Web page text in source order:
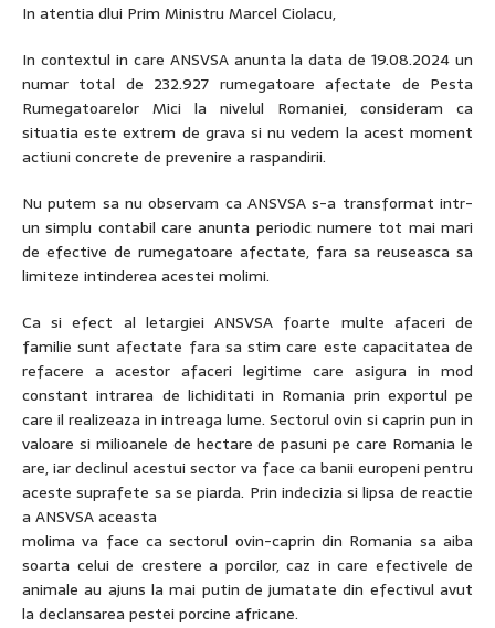
In atentia dlui Prim Ministru Marcel Ciolacu,
In contextul in care ANSVSA anunta la data de 19.08.2024 un
numar total de 232.927 rumegatoare afectate de Pesta
Rumegatoarelor Mici la nivelul Romaniei, consideram ca
situatia este extrem de grava si nu vedem la acest moment
actiuni concrete de prevenire a raspandirii.
Nu putem sa nu observam ca ANSVSA s-a transformat intr-
un simplu contabil care anunta periodic numere tot mai mari
de efective de rumegatoare afectate, fara sa reuseasca sa
limiteze intinderea acestei molimi.
Ca si efect al letargiei ANSVSA foarte multe afaceri de
familie sunt afectate fara sa stim care este capacitatea de
refacere a acestor afaceri legitime care asigura in mod
constant intrarea de lichiditati in Romania prin exportul pe
care il realizeaza in intreaga lume. Sectorul ovin si caprin pun in
valoare si milioanele de hectare de pasuni pe care Romania le
are, iar declinul acestui sector va face ca banii europeni pentru
aceste suprafete sa se piarda. Prin indecizia si lipsa de reactie
a ANSVSA aceasta
molima va face ca sectorul ovin-caprin din Romania sa aiba
soarta celui de crestere a porcilor, caz in care efectivele de
animale au ajuns la mai putin de jumatate din efectivul avut
la declansarea pestei porcine africane.